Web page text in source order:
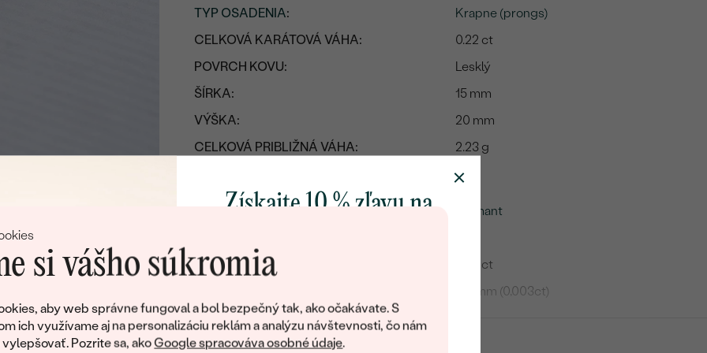
si vášho súkromia
aby web správne fungoval a bol bezpečný tak, ako očakávate. S
ich využívame aj na personalizáciu reklám a analýzu návštevnosti, čo nám
Pozrite sa, akoGoogle spracováva osobné údaje.
TYP OSADENIA:
Krapne (prongs)
CELKOVÁ KARÁTOVÁ VÁHA:
0.22 ct
POVRCH KOVU:
Lesklý
ŠÍRKA:
15 mm
VÝŠKA:
20 mm
CELKOVÁ PRIBLIŽNÁ VÁHA:
2.23 g
DRUH:
Diamant
KARÁTOVÁ VÁHA
0,22 ct
0,8 mm (0,003ct)
ČISTOTA:
FARBA:
Získajte 10 % zľavu na
poctivo vyrábaných šperkov Eppi.
Ako darček na privítanie vám
obratom pošleme zľavový kód na